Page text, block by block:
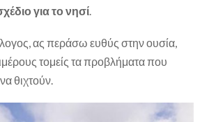
για το νησί.
ας περάσω ευθύς στην ουσία,
τομείς τα προβλήματα που
θιχτούν.